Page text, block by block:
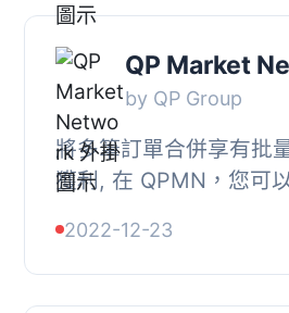
QP Market
by QP Group
將多筆訂單合併享有批
獲利, 在 QPMN，您可
同設計）合併為一筆訂
折扣，決定要...
2022-12-23